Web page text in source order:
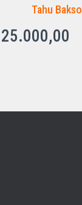
Tahu Bakso
25.000,00